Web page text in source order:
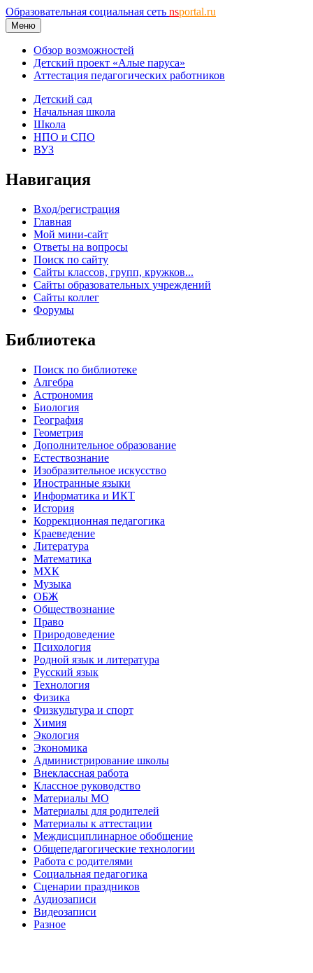
Образовательная социальная сеть nsportal.ru
Меню
Обзор возможностей
Детский проект «Алые паруса»
Аттестация педагогических работников
Детский сад
Начальная школа
Школа
НПО и СПО
ВУЗ
Навигация
Вход/регистрация
Главная
Мой мини-сайт
Ответы на вопросы
Поиск по сайту
Сайты классов, групп, кружков...
Сайты образовательных учреждений
Сайты коллег
Форумы
Библиотека
Поиск по библиотеке
Алгебра
Астрономия
Биология
География
Геометрия
Дополнительное образование
Естествознание
Изобразительное искусство
Иностранные языки
Информатика и ИКТ
История
Коррекционная педагогика
Краеведение
Литература
Математика
МХК
Музыка
ОБЖ
Обществознание
Право
Природоведение
Психология
Родной язык и литература
Русский язык
Технология
Физика
Физкультура и спорт
Химия
Экология
Экономика
Администрирование школы
Внеклассная работа
Классное руководство
Материалы МО
Материалы для родителей
Материалы к аттестации
Междисциплинарное обобщение
Общепедагогические технологии
Работа с родителями
Социальная педагогика
Сценарии праздников
Аудиозаписи
Видеозаписи
Разное